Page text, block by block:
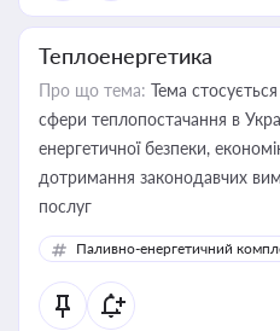
Теплоенергетика
Про що тема: Тема
сфери теплопостачання в
енергетичної безпеки,
дотримання законодавчих
послуг
Паливно-енергетичний